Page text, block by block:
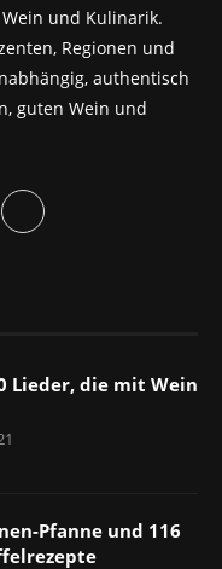
Wein und Kulinarik.
Regionen und
authentisch
guten Wein und
Lieder, die mit Wein
Pfanne und 116